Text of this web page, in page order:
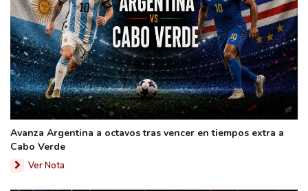
Avanza Argentina a octavos tras vencer en tiempos extra a
Cabo Verde
Ver Nota